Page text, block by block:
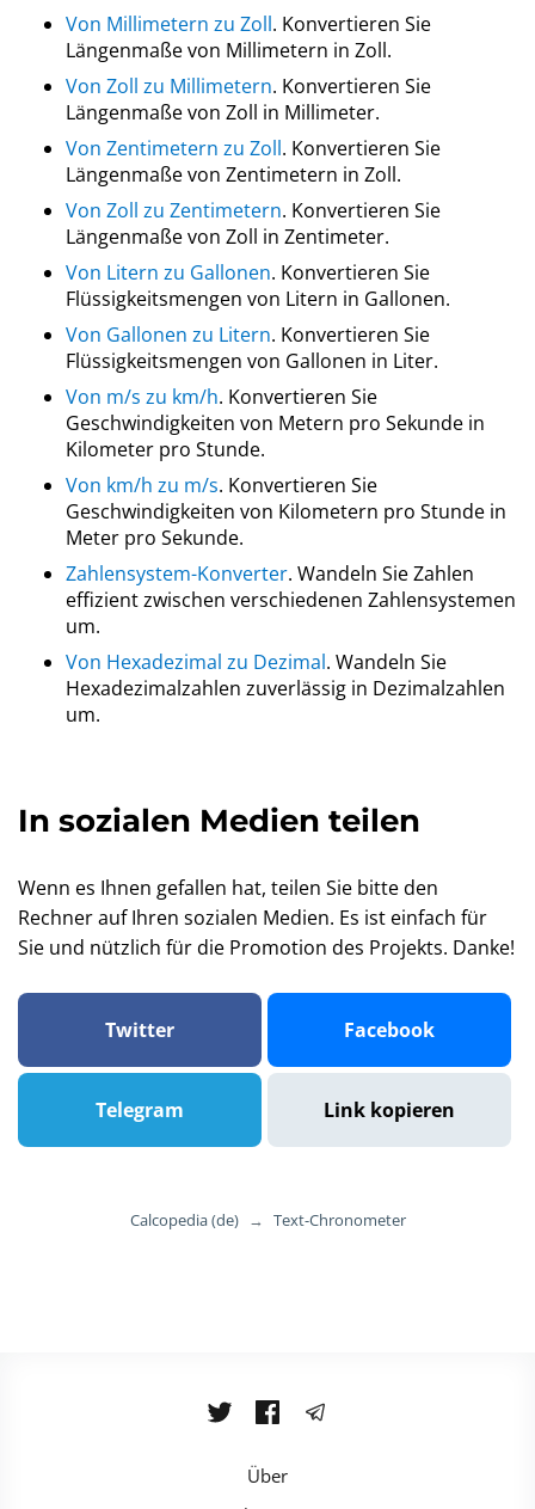
Von Millimetern zu Zoll. Konvertieren Sie
Längenmaße von Millimetern in Zoll.
Von Zoll zu Millimetern. Konvertieren Sie
Längenmaße von Zoll in Millimeter.
Von Zentimetern zu Zoll. Konvertieren Sie
Längenmaße von Zentimetern in Zoll.
Von Zoll zu Zentimetern. Konvertieren Sie
Längenmaße von Zoll in Zentimeter.
Von Litern zu Gallonen. Konvertieren Sie
Flüssigkeitsmengen von Litern in Gallonen.
Von Gallonen zu Litern. Konvertieren Sie
Flüssigkeitsmengen von Gallonen in Liter.
Von m/s zu km/h. Konvertieren Sie
Geschwindigkeiten von Metern pro Sekunde in
Kilometer pro Stunde.
Von km/h zu m/s. Konvertieren Sie
Geschwindigkeiten von Kilometern pro Stunde in
Meter pro Sekunde.
Zahlensystem-Konverter. Wandeln Sie Zahlen
effizient zwischen verschiedenen Zahlensystemen
um.
Von Hexadezimal zu Dezimal. Wandeln Sie
Hexadezimalzahlen zuverlässig in Dezimalzahlen
um.
In sozialen Medien teilen
Wenn es Ihnen gefallen hat, teilen Sie bitte den
Rechner auf Ihren sozialen Medien. Es ist einfach für
Sie und nützlich für die Promotion des Projekts. Danke!
Twitter Facebook
Telegram Link kopieren
Calcopedia (de) → Text-Chronometer
Über